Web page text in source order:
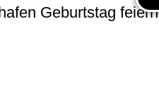
Geburtstag feiern